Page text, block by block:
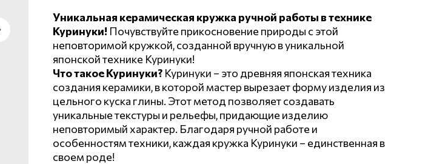
Уникальная керамическая кружка ручной работы в технике
Куринуки! Почувствуйте прикосновение природы с этой
неповторимой кружкой, созданной вручную в уникальной
японской технике Куринуки!
Что такое Куринуки? Куринуки – это древняя японская техника
создания керамики, в которой мастер вырезает форму изделия из
цельного куска глины. Этот метод позволяет создавать
уникальные текстуры и рельефы, придающие изделию
неповторимый характер. Благодаря ручной работе и
особенностям техники, каждая кружка Куринуки – единственная в
своем роде!